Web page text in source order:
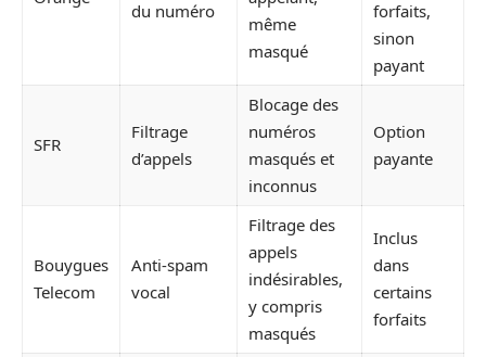
du numéro
même
masqué
forfaits,
sinon
payant
SFR
Filtrage
d’appels
Blocage des
numéros
masqués et
inconnus
Option
payante
Bouygues
Telecom
Anti-spam
vocal
Filtrage des
appels
indésirables,
y compris
masqués
Inclus
dans
certains
forfaits